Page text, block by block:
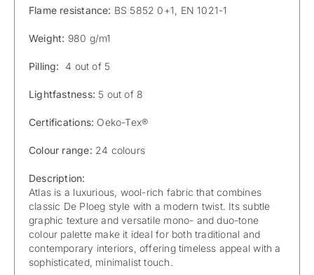
Flame resistance: BS 5852 0+1, EN 1021-1
Weight: 980 g/m1
Pilling: 4 out of 5
Lightfastness: 5 out of 8
Certifications: Oeko-Tex®
Colour range: 24 colours
Description:
Atlas is a luxurious, wool-rich fabric that combines
classic De Ploeg style with a modern twist. Its subtle
graphic texture and versatile mono- and duo-tone
colour palette make it ideal for both traditional and
contemporary interiors, offering timeless appeal with a
sophisticated, minimalist touch.